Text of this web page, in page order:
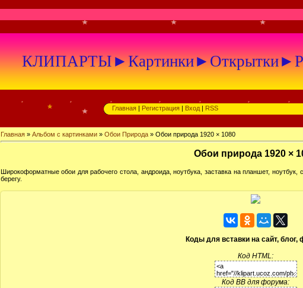
Главная | Регистрация | Вход | RSS
Главная» Альбом с картинками» Обои Природа» Обои природа 1920 × 1080
Обои природа 1920 ×
Широкоформатные обои для рабочего стола, андроида, ноутбука, заставка на планшет,
берегу.
Коды для вставки на сайт, блог,
Код HTML:
Код BB для форума: